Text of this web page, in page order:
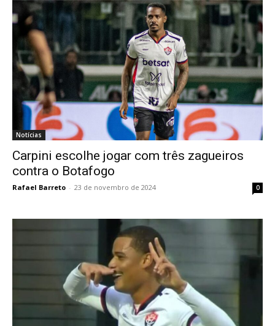
Notícias
Carpini escolhe jogar com três zagueiros
contra o Botafogo
Rafael Barreto - 23 de novembro de 2024 0